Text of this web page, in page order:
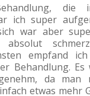
die
ich super
war aber
empfand
Behandlung. Es
da man
etwas mehr